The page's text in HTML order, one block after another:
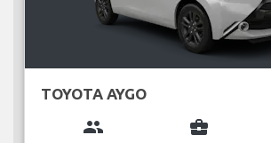
TOYOTA AYGO
group business_center